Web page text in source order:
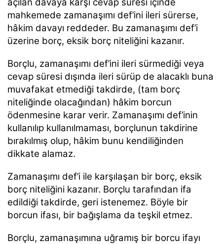
mahkemede zamanaşımı def’ini ileri sürerse,
hâkim davayı reddeder. Bu zamanaşımı def’i
üzerine borç, eksik borç niteliğini kazanır.
Borçlu, zamanaşımı def’ini ileri sürmediği veya
cevap süresi dışında ileri sürüp de alacaklı buna
muvafakat etmediği takdirde, (tam borç
niteliğinde olacağından) hâkim borcun
ödenmesine karar verir. Zamanaşımı def’inin
kullanılıp kullanılmaması, borçlunun takdirine
bırakılmış olup, hâkim bunu kendiliğinden
dikkate alamaz.
Zamanaşımı def’i ile karşılaşan bir borç, eksik
borç niteliğini kazanır. Borçlu tarafından ifa
edildiği takdirde, geri istenemez. Böyle bir
borcun ifası, bir bağışlama da teşkil etmez.
Borçlu, zamanaşımına uğramış bir borcu ifayı